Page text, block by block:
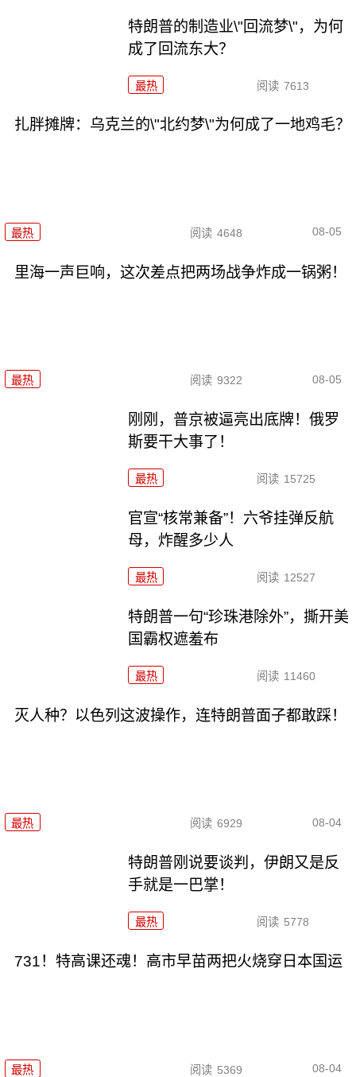
特朗普的制造业\"回流梦\"，为何
成了回流东大？
最热 阅读 7613
扎胖摊牌：乌克兰的\"北约梦\"为何成了一地鸡毛？
最热 阅读 4648 08-05
里海一声巨响，这次差点把两场战争炸成一锅粥！
最热 阅读 9322 08-05
刚刚，普京被逼亮出底牌！俄罗
斯要干大事了！
最热 阅读 15725
官宣“核常兼备”！六爷挂弹反航
母，炸醒多少人
最热 阅读 12527
特朗普一句“珍珠港除外”，撕开美
国霸权遮羞布
最热 阅读 11460
灭人种？以色列这波操作，连特朗普面子都敢踩！
最热 阅读 6929 08-04
特朗普刚说要谈判，伊朗又是反
手就是一巴掌！
最热 阅读 5778
731！特高课还魂！高市早苗两把火烧穿日本国运
最热 阅读 5369 08-04